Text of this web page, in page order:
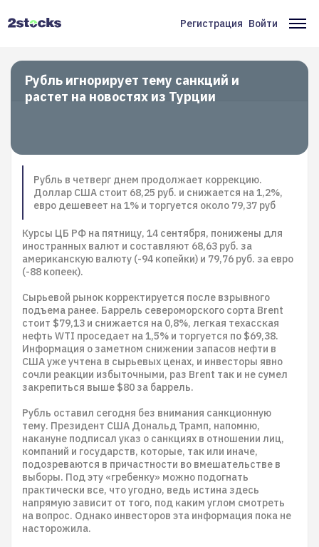
Меню
учётной
записи
пользователя
Регистрация Войти
Рубль игнорирует тему санкций и
растет на новостях из Турции
Рубль в четверг днем продолжает коррекцию.
Доллар США стоит 68,25 руб. и снижается на 1,2%,
евро дешевеет на 1% и торгуется около 79,37 руб
Курсы ЦБ РФ на пятницу, 14 сентября, понижены для
иностранных валют и составляют 68,63 руб. за
американскую валюту (-94 копейки) и 79,76 руб. за евро
(-88 копеек).
Сырьевой рынок корректируется после взрывного
подъема ранее. Баррель североморского сорта Brent
стоит $79,13 и снижается на 0,8%, легкая техасская
нефть WTI проседает на 1,5% и торгуется по $69,38.
Информация о заметном снижении запасов нефти в
США уже учтена в сырьевых ценах, и инвесторы явно
сочли реакции избыточными, раз Brent так и не сумел
закрепиться выше $80 за баррель.
Рубль оставил сегодня без внимания санкционную
тему. Президент США Дональд Трамп, напомню,
накануне подписал указ о санкциях в отношении лиц,
компаний и государств, которые, так или иначе,
подозреваются в причастности во вмешательстве в
выборы. Под эту «гребенку» можно подогнать
практически все, что угодно, ведь истина здесь
напрямую зависит от того, под каким углом смотреть
на вопрос. Однако инвесторов эта информация пока не
насторожила.